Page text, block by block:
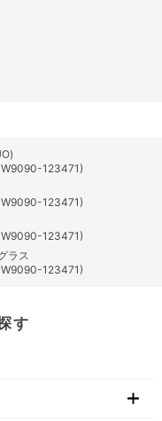
123471)
123471)
123471)
ラス
123471)
す